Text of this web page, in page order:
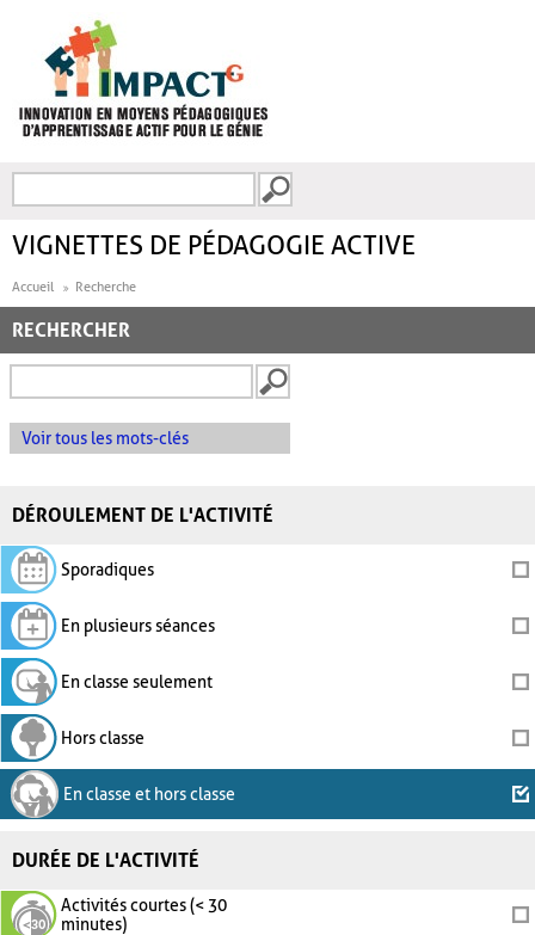
FORMULAIRE DE
VIGNETTES DE PÉDAGOGIE ACTIVE
Accueil Recherche
RECHERCHER
Voir tous les mots-clés
DÉROULEMENT DE L'ACTIVITÉ
Sporadiques
En plusieurs séances
En classe seulement
Hors classe
En classe et hors classe
DURÉE DE L'ACTIVITÉ
Activités courtes (< 30
minutes)